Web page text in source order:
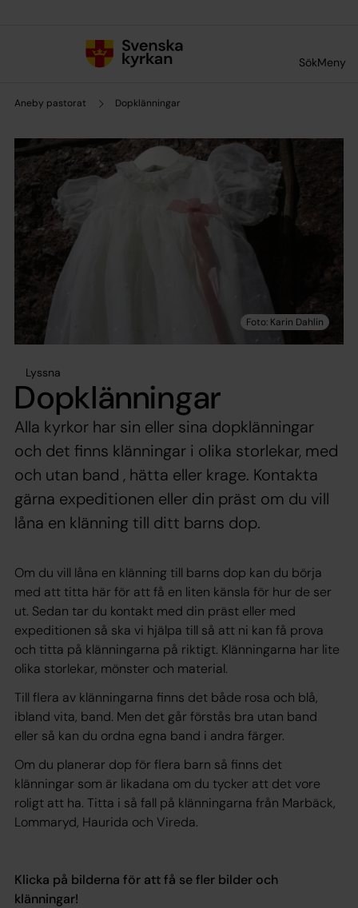
SökMeny
Aneby pastorat Dopklänningar
Lyssna
Dopklänningar
Alla kyrkor har sin eller sina dopklänningar
och det finns klänningar i olika storlekar, med
och utan band , hätta eller krage. Kontakta
gärna expeditionen eller din präst om du vill
låna en klänning till ditt barns dop.
Om du vill låna en klänning till barns dop kan du börja
med att titta här för att få en liten känsla för hur de ser
ut. Sedan tar du kontakt med din präst eller med
expeditionen så ska vi hjälpa till så att ni kan få prova
och titta på klänningarna på riktigt. Klänningarna har lite
olika storlekar, mönster och material.
Till flera av klänningarna finns det både rosa och blå,
ibland vita, band. Men det går förstås bra utan band
eller så kan du ordna egna band i andra färger.
Om du planerar dop för flera barn så finns det
klänningar som är likadana om du tycker att det vore
roligt att ha. Titta i så fall på klänningarna från Marbäck,
Lommaryd, Haurida och Vireda.
Klicka på bilderna för att få se fler bilder och
klänningar!